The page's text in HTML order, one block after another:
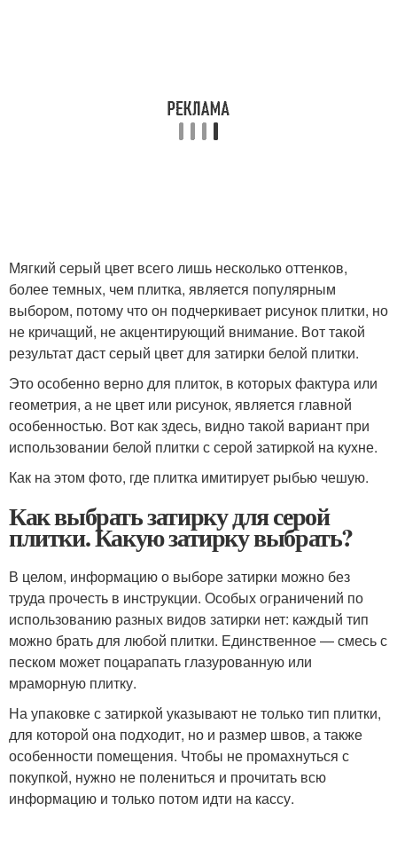
Мягкий серый цвет всего лишь несколько оттенков,
более темных, чем плитка, является популярным
выбором, потому что он подчеркивает рисунок плитки, но
не кричащий, не акцентирующий внимание. Вот такой
результат даст серый цвет для затирки белой плитки.
Это особенно верно для плиток, в которых фактура или
геометрия, а не цвет или рисунок, является главной
особенностью. Вот как здесь, видно такой вариант при
использовании белой плитки с серой затиркой на кухне.
Как на этом фото, где плитка имитирует рыбью чешую.
Как выбрать затирку для серой
плитки. Какую затирку выбрать?
В целом, информацию о выборе затирки можно без
труда прочесть в инструкции. Особых ограничений по
использованию разных видов затирки нет: каждый тип
можно брать для любой плитки. Единственное — смесь с
песком может поцарапать глазурованную или
мраморную плитку.
На упаковке с затиркой указывают не только тип плитки,
для которой она подходит, но и размер швов, а также
особенности помещения. Чтобы не промахнуться с
покупкой, нужно не полениться и прочитать всю
информацию и только потом идти на кассу.